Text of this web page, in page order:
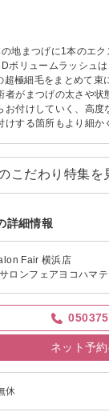
地まつげに1本のエク
ボリュームラッシュ
超極細毛をまとめて束
者がまつげの太さや状
お付けしていく、高度
けする箇所もより細か
こだわり特集を
詳細情報
Fair 横浜店
ロンフェアヨコハマ
ネット予
休